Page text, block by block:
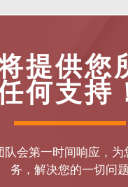
提供您
何支持
会第一时间响应，
务，解决您的一切问题